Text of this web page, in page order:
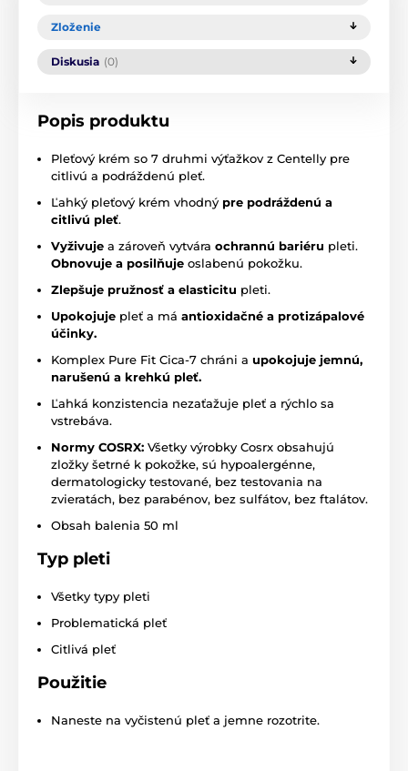
Zloženie
Diskusia (0)
Popis produktu
Pleťový krém so 7 druhmi výťažkov z Centelly pre
citlivú a podráždenú pleť.
Ľahký pleťový krém vhodný pre podráždenú a
citlivú pleť.
Vyživuje a zároveň vytvára ochrannú bariéru pleti.
Obnovuje a posilňuje oslabenú pokožku.
Zlepšuje pružnosť a elasticitu pleti.
Upokojuje pleť a má antioxidačné a protizápalové
účinky.
Komplex Pure Fit Cica-7 chráni a upokojuje jemnú,
narušenú a krehkú pleť.
Ľahká konzistencia nezaťažuje pleť a rýchlo sa
vstrebáva.
Normy COSRX: Všetky výrobky Cosrx obsahujú
zložky šetrné k pokožke, sú hypoalergénne,
dermatologicky testované, bez testovania na
zvieratách, bez parabénov, bez sulfátov, bez ftalátov.
Obsah balenia 50 ml
Typ pleti
Všetky typy pleti
Problematická pleť
Citlivá pleť
Použitie
Naneste na vyčistenú pleť a jemne rozotrite.